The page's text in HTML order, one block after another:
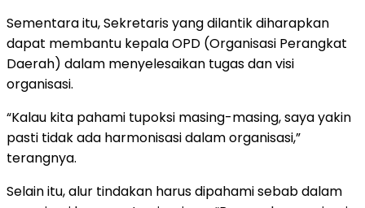
Sementara itu, Sekretaris yang dilantik diharapkan
dapat membantu kepala OPD (Organisasi Perangkat
Daerah) dalam menyelesaikan tugas dan visi
organisasi.
“Kalau kita pahami tupoksi masing-masing, saya yakin
pasti tidak ada harmonisasi dalam organisasi,”
terangnya.
Selain itu, alur tindakan harus dipahami sebab dalam